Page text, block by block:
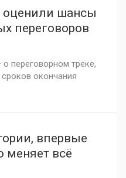
оценили шансы
переговоров
переговорном треке,
окончания
впервые
меняет всё